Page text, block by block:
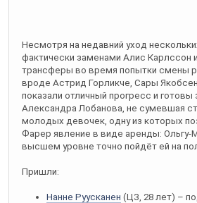
Несмотря на недавний уход
фактически заменами Алис Карлссон
трансферы во время попытки смены
вроде Астрид Горликче, Сары
показали отличный прогресс и
Александра Лобанова, не сумевшая
молодых девочек, одну из которых
Фарер явление в виде аренды: Ольгу-
высшем уровне точно пойдёт ей на
Пришли:
Нанне Руусканен (ЦЗ, 28 лет) –